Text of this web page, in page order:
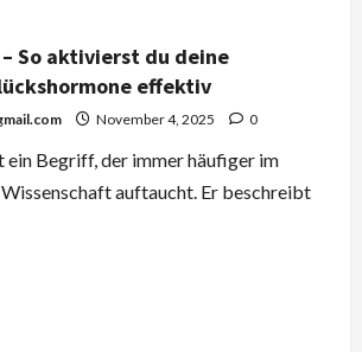
So aktivierst du deine
effektiv
November 4, 2025 0
ein Begriff, der immer häufiger im
auftaucht. Er beschreibt